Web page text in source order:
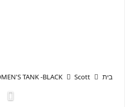
בית Scott
TANK -BLACK